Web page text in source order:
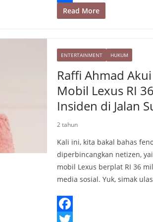
p
t
e
r
t
i
l
p
y
n
k
r
e
Read More
ENTERTAINMENT HUKUM
Raffi Ahmad
Mobil Lexus RI
Insiden di Jalan
2 tahun
Kali ini, kita bakal bahas
diperbincangkan netizen,
mobil Lexus berplat RI 36
media sosial. Yuk, simak
F